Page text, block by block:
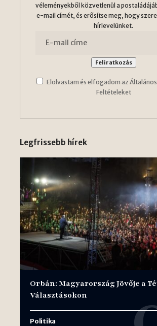
véleményekből közvetlenül a
e-mail címét, és erősítse meg, hogy
hírlevelünket.
Elolvastam és elfogadom az
Feltételeket
Legfrissebb hírek
Orbán: Magyarország Jövője a
Választásokon
Politika